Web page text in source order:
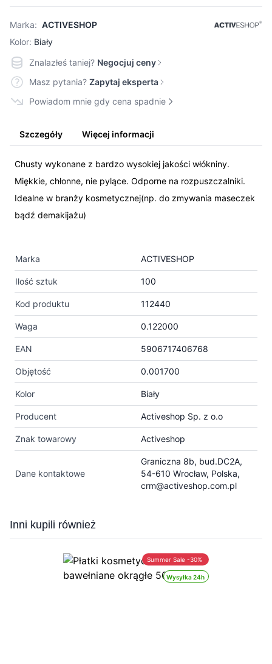
Marka: ACTIVESHOP
Kolor: Biały
Znalazłeś taniej? Negocjuj ceny
Masz pytania? Zapytaj eksperta
Powiadom mnie gdy cena spadnie
Szczegóły Więcej informacji
Chusty wykonane z bardzo wysokiej jakości włókniny.
Miękkie, chłonne, nie pylące. Odporne na rozpuszczalniki.
Idealne w branży kosmetycznej(np. do zmywania maseczek
bądź demakijażu)
Marka ACTIVESHOP
Ilość sztuk 100
Kod produktu 112440
Waga 0.122000
EAN 5906717406768
Objętość 0.001700
Kolor Biały
Producent Activeshop Sp. z o.o
Znak towarowy Activeshop
Dane kontaktowe
Graniczna 8b, bud.DC2A,
54-610 Wrocław, Polska,
crm@activeshop.com.pl
Press to skip carousel
Inni kupili również
Wysyłka 24h
Summer Sale -30%